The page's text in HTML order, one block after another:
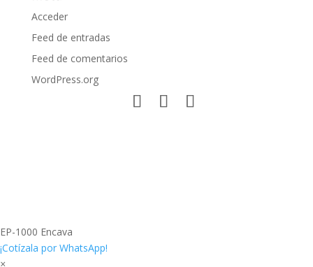
Acceder
Feed de entradas
Feed de comentarios
WordPress.org
EP-1000 Encava
¡Cotízala por WhatsApp!
×